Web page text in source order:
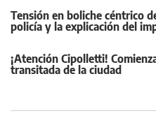
Tensión en boliche céntrico
policía y la explicación del
¡Atención Cipolletti!
transitada de la ciudad